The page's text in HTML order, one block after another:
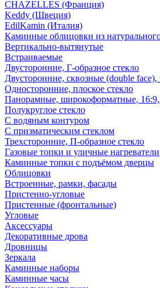
CHAZELLES (Франция)
Keddy (Швеция)
EdilKamin (Италия)
Каминные облицовки из
Вертикально-вытянутые
Встраиваемые
Двусторонние, Г-образное стекло
Двусторонние, сквозные (double
Односторонние, плоское стекло
Панорамные, широкоформатные,
Полукруглое стекло
С водяным контуром
С призматическим стеклом
Трехсторонние, П-образное стекло
Газовые топки и уличные нагреватели
Каминные топки с подъёмом дверцы
Облицовки
Встроенные, рамки, фасады
Пристенно-угловые
Пристенные (фронтальные)
Угловые
Аксессуары
Декоративные дрова
Дровницы
Зеркала
Каминные наборы
Каминные часы